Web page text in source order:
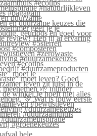
duurzame
moet le